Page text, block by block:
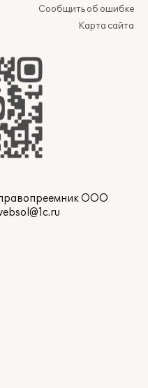
Сообщить об ошибке
Карта сайта
ООО